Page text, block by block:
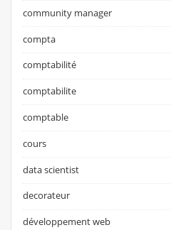
community manager
compta
comptabilité
comptabilite
comptable
cours
data scientist
decorateur
développement web